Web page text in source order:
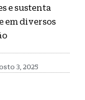
e sustenta
em diversos
3, 2025